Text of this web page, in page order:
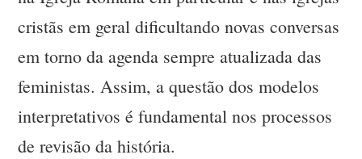
cristãs em geral dificultando novas conversas
em torno da agenda sempre atualizada das
feministas. Assim, a questão dos modelos
interpretativos é fundamental nos processos
de revisão da história.